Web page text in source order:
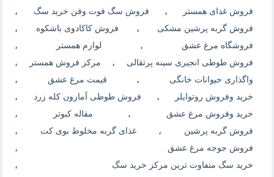
فروش غذای همستر ، فروش سگ فوت وفن خرید سگ ،
فروش گربه پرشین مشکی ، فروش کاکادوی باشکوه ،
فروشگاه مرغ عشق ، لوازم همستر ،
فروش طوطی انجیری سینه پرتقالی ، مرکز فروش همستر ،
واگذاری حیوانات خانگی ، قیمت مرغ عشق ،
خرید وفروش روتوایلر ، فروش طوطی آمازون کله زرد ،
خرید وفروش مرغ عشق ، مقاله کبوتر ،
فروش گربه پرشین ، غذای گربه مخلوط بوی کت ،
فروش جوجه مرغ عشق ،
خرید سگ متفاوت ترین مرکز خرید سگ ،